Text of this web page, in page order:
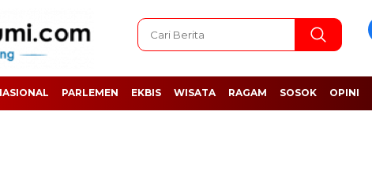
PARLEMEN EKBIS WISATA RAGAM SOSOK OPINI